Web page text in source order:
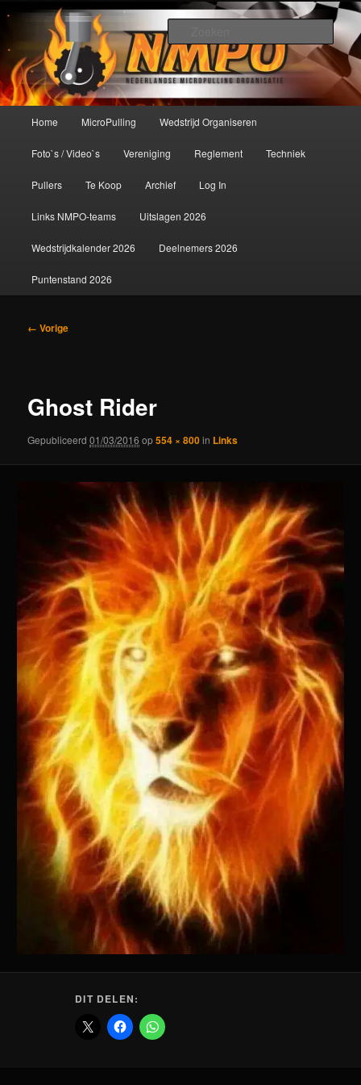
primaire
inhoudNederlandse MicroPulling
Organisatie
De meest krachtige modelbouwsport ter wereld!
Home MicroPulling Wedstrijd Organiseren
Foto`s / Video`s Vereniging Reglement Techniek
Pullers Te Koop Archief Log In
Links NMPO-teams Uitslagen 2026
Wedstrijdkalender 2026 Deelnemers 2026
Puntenstand 2026
Afbeeldingsnavigatie
← Vorige
Ghost Rider
Gepubliceerd01/03/2016 op554 × 800in Links
DIT DELEN: